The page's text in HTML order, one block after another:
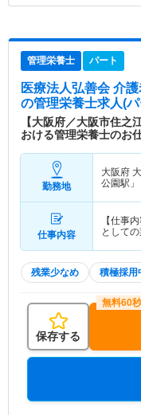
管理栄養士 パート
医療法人弘善会 介
の管理栄養士求人(
【大阪府／大阪市住
おける管理栄養士のお
勤務地
大阪府
公園駅
仕事内容
【仕事
として
残業少なめ 積極採用
保存する